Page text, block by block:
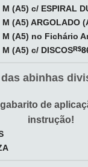
(A5) c/ ESPIRAL
(A5) ARGOLADO
(A5) no Fichário
(A5) c/ DISCOSR$
abinhas
de
instrução!